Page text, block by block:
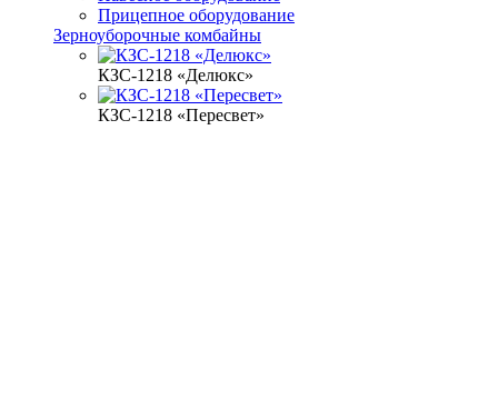
Прицепное оборудование
Зерноуборочные комбайны
КЗС-1218 «Делюкс»
КЗС-1218 «Пересвет»